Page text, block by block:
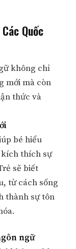
Quốc
không chỉ
mới mà còn
thức và
bé hiểu
kích thích sự
sẽ biết
từ cách sống
thành sự tôn
ngữ